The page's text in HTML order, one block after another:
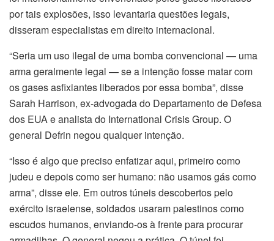
porn
porn
panel
panel
por tais explosões, isso levantaria questões legais,
disseram especialistas em direito internacional.
“Seria um uso ilegal de uma bomba convencional — uma
arma geralmente legal — se a intenção fosse matar com
os gases asfixiantes liberados por essa bomba”, disse
Sarah Harrison, ex-advogada do Departamento de Defesa
dos EUA e analista do International Crisis Group. O
general Defrin negou qualquer intenção.
“Isso é algo que preciso enfatizar aqui, primeiro como
judeu e depois como ser humano: não usamos gás como
arma”, disse ele. Em outros túneis descobertos pelo
exército israelense, soldados usaram palestinos como
escudos humanos, enviando-os à frente para procurar